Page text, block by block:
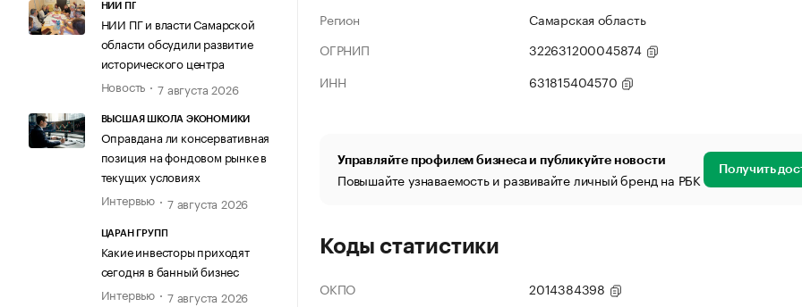
НИИ ПГ
НИИ ПГ и власти Самарской
области обсудили развитие
исторического центра
Новость
7 августа 2026
ВЫСШАЯ ШКОЛА ЭКОНОМИКИ
Оправдана ли консервативная
позиция на фондовом рынке в
текущих условиях
Интервью
7 августа 2026
ЦАРАН ГРУПП
Какие инвесторы приходят
сегодня в банный бизнес
Интервью
7 августа 2026
Регион
Самарская область
ОГРНИП
322631200045874
ИНН
631815404570
Управляйте профилем бизнеса и публикуйте новости
Повышайте узнаваемость и развивайте личный бренд на РБК Получить
Коды статистики
ОКПО
2014384398